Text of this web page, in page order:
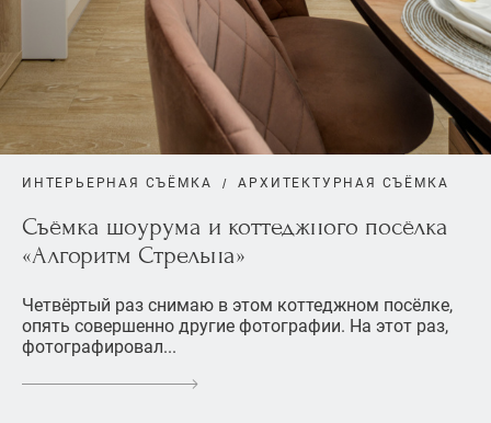
ИНТЕРЬЕРНАЯ СЪЁМКА АРХИТЕКТУРНАЯ СЪЁМКА
Съёмка шоурума и коттеджного посёлка
«Алгоритм Стрельна»
Четвёртый раз снимаю в этом коттеджном посёлке,
опять совершенно другие фотографии. На этот раз,
фотографировал...